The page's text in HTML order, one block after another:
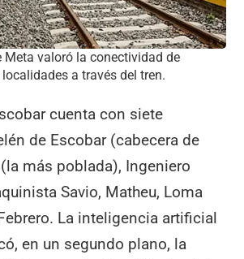
Meta valoró la conectividad de
a través del tren.
cuenta con siete
de Escobar (cabecera de
más poblada), Ingeniero
Savio, Matheu, Loma
La inteligencia artificial
en un segundo plano, la